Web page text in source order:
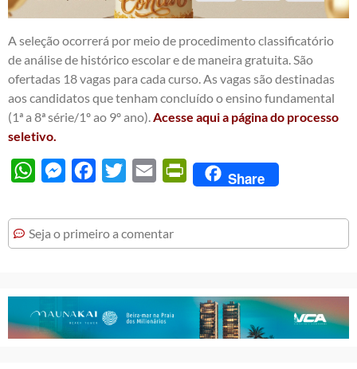
A seleção ocorrerá por meio de procedimento classificatório
de análise de histórico escolar e de maneira gratuita. São
ofertadas 18 vagas para cada curso. As vagas são destinadas
aos candidatos que tenham concluído o ensino fundamental
(1ª a 8ª série/1º ao 9º ano).Acesse aqui a página do processo
seletivo.
WhatsAppMessengerFacebook
Twitter Email PrintFriendly
Share
Seja o primeiro a comentar